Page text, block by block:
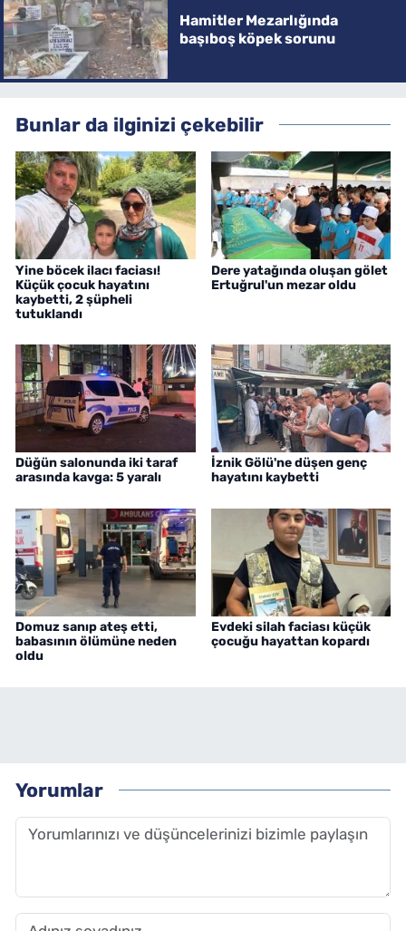
Hamitler Mezarlığında
başıboş köpek sorunu
Bunlar da ilginizi çekebilir
Yine böcek ilacı faciası!
Küçük çocuk hayatını
kaybetti, 2 şüpheli
tutuklandı
Dere yatağında oluşan gölet
Ertuğrul'un mezar oldu
Düğün salonunda iki taraf
arasında kavga: 5 yaralı
İznik Gölü'ne düşen genç
hayatını kaybetti
Domuz sanıp ateş etti,
babasının ölümüne neden
oldu
Evdeki silah faciası küçük
çocuğu hayattan kopardı
Yorumlar